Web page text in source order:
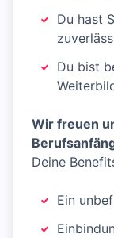
Du hast
Du bist
Wir freuen
Deine
Ein